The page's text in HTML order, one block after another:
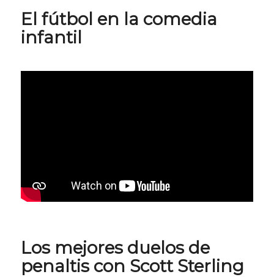
El fútbol en la comedia
infantil
Los mejores duelos de
penaltis con Scott Sterling